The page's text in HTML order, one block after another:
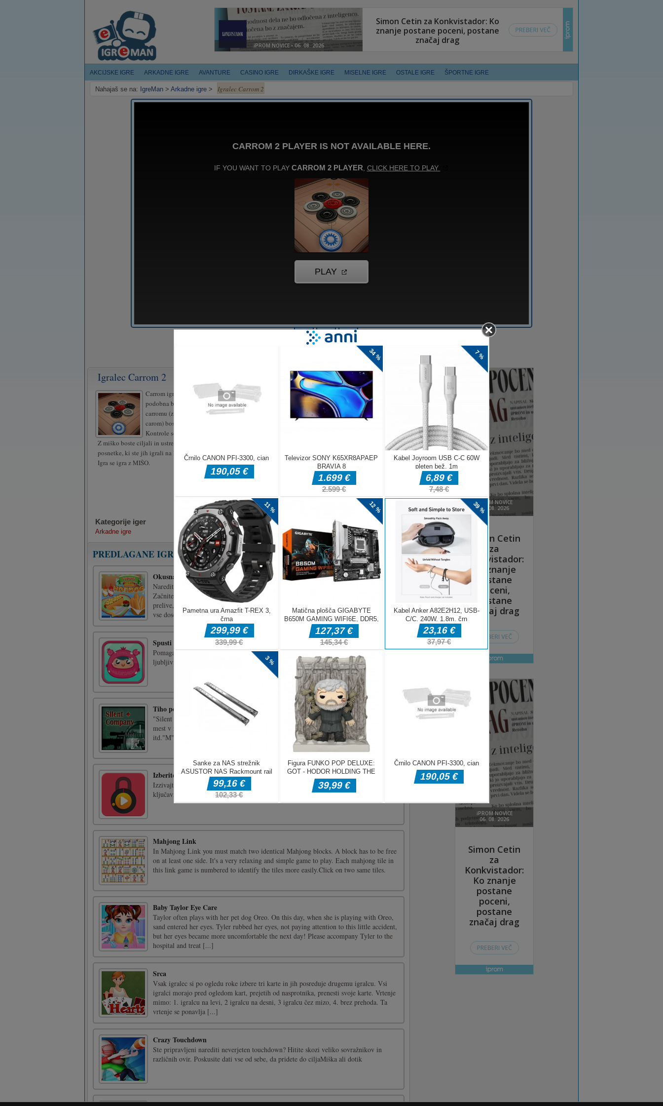
AKCIJSKE IGRE ARKADNE IGRE AVANTURE CASINO IGRE DIRKAŠKE IGRE MISELNE IGRE OSTALE IGRE ŠPORTNE IGRE
Nahajaš se na: IgreMan > Arkadne igre > Igralec Carrom 2
Igralec Carrom 2
Carrom igra je stavka in žepna igra,
podobna biljardu ali bazenom. Tukaj v
carromu (znanem tudi kot karrom ali
carom) boste z miško ustrelili kose.
Kontrole so intuitivne za vsakega igralca.
Z miško boste ciljali in ustrelili disk. Preizkusite vse cik-cak
posnetke, ki ste jih igrali na karrom deski.
Igra se igra z MIŠO.
Kategorije iger
Arkadne igre
PREDLAGANE IGRE
Okusna hotdog
Naredite svoj okusen hotdog iz nič. Pridobite materiale in sestavine, ki jih potrebujete.
Začnite jih mešati in pripravite testo. Nadzirajte vse, okrasite z omako in dodajte
prelive, da bo vaš hotdog še bolj okusen. Dokončajte svoj popoln hotdog in odklenite
vse dosežke igre!Za i [...]
Spusti me
Pomagajte luštnim bitjem, da se povzpnejo v cev! Neverjetna grafika, prijeten zvok,
ljubljivi liki in številni izzivi. Zabavajte se s Drop Me!
Tiho podjetje
"Silent Company" sledi zgodbi elitne ostrostrelske ekipe. Igralca pripelje iz mestnih
mest v zasnežene gore… Misije vključujejo reševanje talcev, infiltracijo, varnost
itd."M": Vrnitev v meni. "R": Ponovno naloži "Q" ali "TAB": Od [...]
Izberite ključavnico
Izzivajte svoje reflekse in koncentracijo v tej vznemirljivi igri za zaklepanje! Popazi vse
ključavnice in bodi najboljši!
Mahjong Link
In Mahjong Link you must match two identical Mahjong blocks. A block has to be free
on at least one side. It's a very relaxing and simple game to play. Each mahjong tile in
this link game is numbered to identify the tiles more easily.Click on two same tiles.
Baby Taylor Eye Care
Taylor often plays with her pet dog Oreo. On this day, when she is playing with Oreo,
sand entered her eyes. Tyler rubbed her eyes, not paying attention to this little accident,
but her eyes became more uncomfortable the next day! Please accompany Tyler to the
hospital and treat [...]
Srca
Vsak igralec si po ogledu roke izbere tri karte in jih posreduje drugemu igralcu. Vsi
igralci morajo pred ogledom kart, prejetih od nasprotnika, prenesti svoje karte. Vrtenje
mimo: 1. igralcu na levi, 2 igralcu na desni, 3 igralcu čez mizo, 4. brez prehoda. Ta
vrtenje se ponavlja [...]
Crazy Touchdown
Ste pripravljeni narediti neverjeten touchdown? Hitite skozi veliko sovražnikov in
različnih ovir. Poskusite dati vse od sebe, da pridete do ciljaMiška ali dotik